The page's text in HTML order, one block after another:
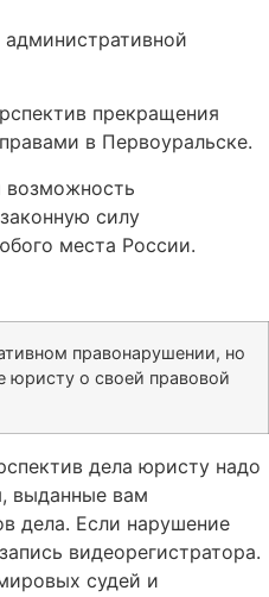
прекращения
в Первоуральске.
возможность
силу
места России.
правонарушении, но
юристу о своей правовой
дела юристу надо
выданные вам
дела. Если нарушение
видеорегистратора.
судей и